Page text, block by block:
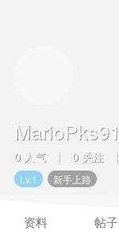
MarioPks91
0 人气 | 0 关注 |
Lv.1 新手上路
资料 帖子